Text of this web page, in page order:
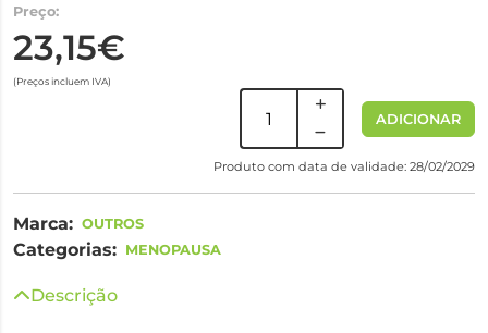
Preço:
23,15€
(Preços incluem IVA)
ADICIONAR
Produto com data de validade: 28/02/2029
Marca: OUTROS
Categorias: MENOPAUSA
Descrição